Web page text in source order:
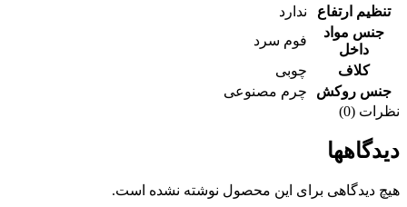
تنظیم ارتفاع
ندارد
جنس مواد
داخل
فوم سرد
کلاف
چوبی
جنس روکش
چرم مصنوعی
نظرات (0)
دیدگاهها
هیچ دیدگاهی برای این محصول نوشته نشده است.